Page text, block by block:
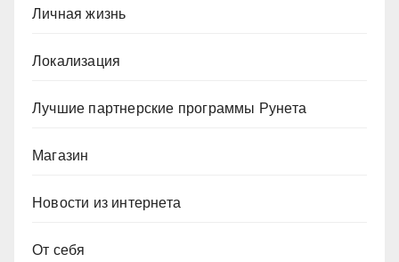
Личная жизнь
Локализация
Лучшие партнерские программы Рунета
Магазин
Новости из интернета
От себя